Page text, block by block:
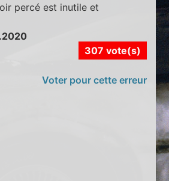
percé est inutile et
307 vote(s)
Voter pour cette erreur